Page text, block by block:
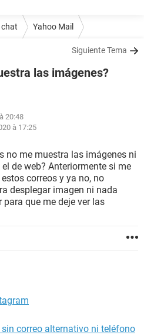
chat Yahoo Mail
Siguiente Tema
las imágenes?
20:48
à 17:25
no me muestra las imágenes ni
de web? Anteriormente si me
correos y ya no, no
desplegar imagen ni nada
para que me deje ver las
correo alternativo ni teléfono